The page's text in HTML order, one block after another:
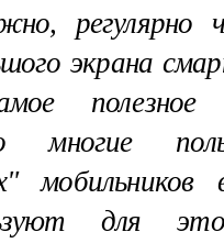
регулярно
экрана
полезное
многие
мобильников
для